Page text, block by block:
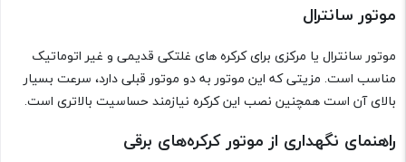
موتور سانترال
موتور سانترال یا مرکزی برای کرکره های غلتکی قدیمی و غیر اتوماتیک
مناسب است. مزیتی که این موتور به دو موتور قبلی دارد، سرعت بسیار
بالای آن است همچنین نصب این کرکره نیازمند حساسیت بالاتری است.
راهنمای نگهداری از موتور کرکره‌های برقی